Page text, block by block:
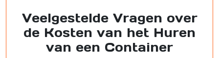
Veelgestelde Vragen over
de Kosten van het Huren
van een Container